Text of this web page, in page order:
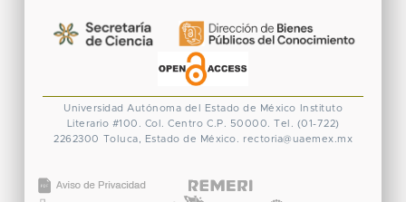
Universidad Autónoma del Estado de México
Instituto
Literario #100. Col. Centro C.P. 50000. Tel. (01-722)
2262300 Toluca, Estado de México. rectoria@uaemex.mx